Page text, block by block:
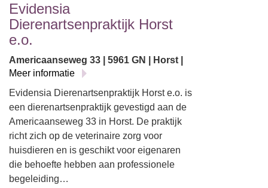
Evidensia
Dierenartsenpraktijk Horst
e.o.
Americaanseweg 33 | 5961 GN | Horst |
Meer informatie
Evidensia Dierenartsenpraktijk Horst e.o. is
een dierenartsenpraktijk gevestigd aan de
Americaanseweg 33 in Horst. De praktijk
richt zich op de veterinaire zorg voor
huisdieren en is geschikt voor eigenaren
die behoefte hebben aan professionele
begeleiding…